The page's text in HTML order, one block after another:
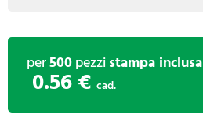
per500pezzistampa inclusa
0.56 € cad.